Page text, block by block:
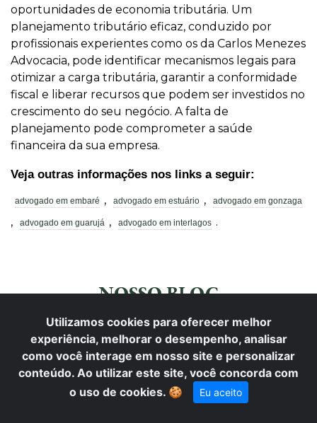
oportunidades de economia tributária. Um
planejamento tributário eficaz, conduzido por
profissionais experientes como os da Carlos Menezes
Advocacia, pode identificar mecanismos legais para
otimizar a carga tributária, garantir a conformidade
fiscal e liberar recursos que podem ser investidos no
crescimento do seu negócio. A falta de
planejamento pode comprometer a saúde
financeira da sua empresa.
Veja outras informações nos links a seguir:
advogado em embaré , advogado em estuário , advogado em gonzaga
, advogado em guarujá , advogado em interlagos .
NOSSO BLOG
Conhecimento que protege: insights jurídicos, análises
estratégicas e informação acessível para transformar decisões em
segurança.
Utilizamos cookies para oferecer melhor
experiência, melhorar o desempenho, analisar
como você interage em nosso site e personalizar
conteúdo. Ao utilizar este site, você concorda com
o uso de cookies. 🍪 Eu aceito